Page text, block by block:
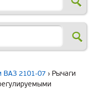
ВАЗ 2101-07 › Рычаги